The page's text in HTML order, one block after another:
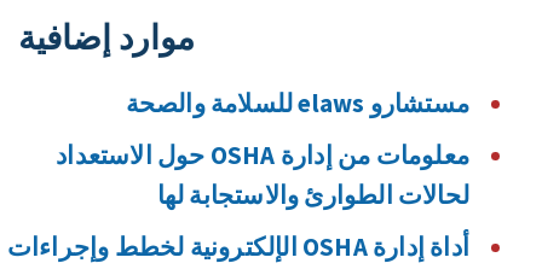
موارد إضافية
مستشارو elaws للسلامة والصحة
معلومات من إدارة OSHA حول الاستعداد
لحالات الطوارئ والاستجابة لها
أداة إدارة OSHA الإلكترونية لخطط وإجراءات